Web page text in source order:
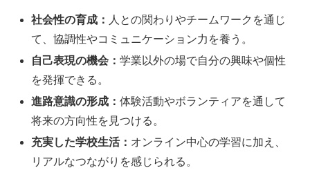
社会性の育成： 人との関わりやチームワークを通じ
て、協調性やコミュニケーション力を養う。
自己表現の機会：学業以外の場で自分の興味や個性
を発揮できる。
進路意識の形成：体験活動やボランティアを通して
将来の方向性を見つける。
充実した学校生活： オンライン中心の学習に加え、
リアルなつながりを感じられる。